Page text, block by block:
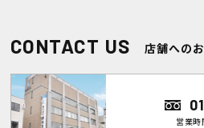
CONTACT US 店舗への
営業